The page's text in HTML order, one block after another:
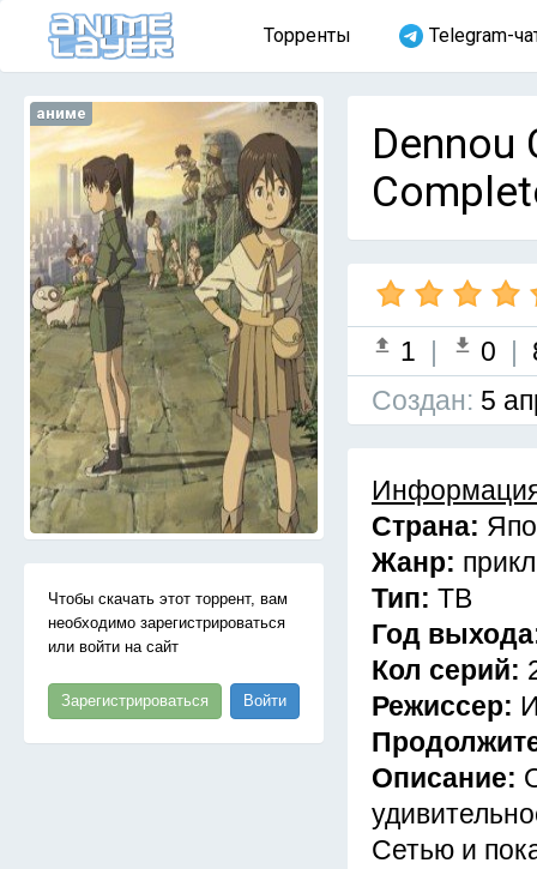
Торренты Telegram-
аниме
Чтобы скачать этот торрент, вам
необходимо зарегистрироваться
или войти на сайт
Зарегистрироваться Войти
Dennou
1 | 0 |
Cоздан: 5
Страна:
Жанр:
Тип: ТВ
Год
Кол серий:
Режиссер:
Описание:
Сетью и